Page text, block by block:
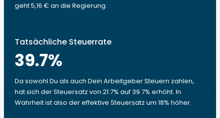
geht 5,16 € an die Regierung.
Tatsächliche Steuerrate
39.7%
Da sowohl Du als auch Dein Arbeitgeber Steuern zahlen,
hat sich der Steuersatz von 21.7% auf 39.7% erhöht. In
Wahrheit ist also der effektive Steuersatz um 18% höher.